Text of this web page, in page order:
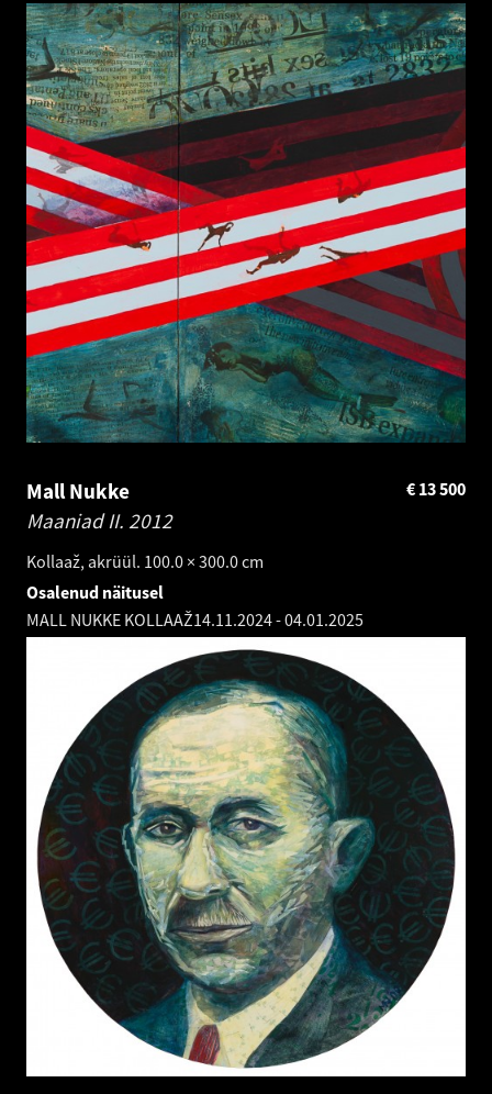
Mall Nukke
Maaniad II. 2012
Kollaaž, akrüül. 100.0 × 300.0 cm
13 500
€
Osalenud näitusel
MALL NUKKE KOLLAAŽ14.11.2024-04.01.2025